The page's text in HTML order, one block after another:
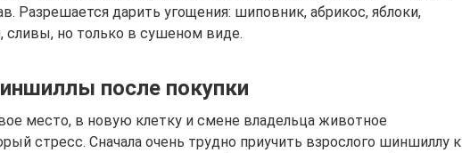
Разрешается дарить угощения: шиповник, абрикос, яблоки,
сливы, но только в сушеном виде.
после покупки
место, в новую клетку и смене владельца животное
стресс. Сначала очень трудно приучить взрослого шиншиллу к